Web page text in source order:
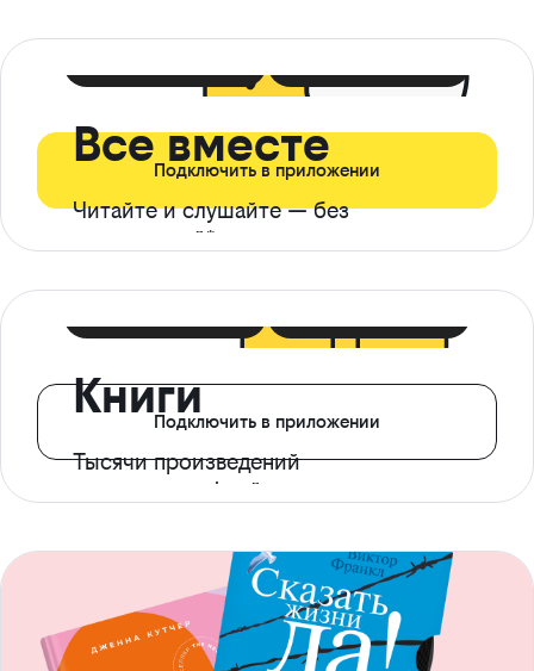
Все вместе
Читайте и слушайте — без
ограничений*
Подключить в приложении
Книги
Тысячи произведений
с доступом офлайн
Подключить в приложении